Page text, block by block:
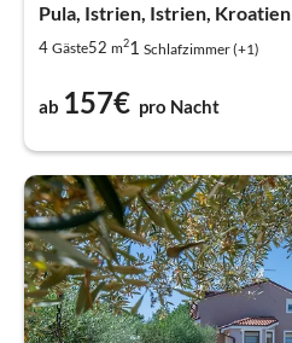
Pula, Istrien, Istrien, Kroatien
4 Gäste52 m21 Schlafzimmer (+1)
ab 157€ pro Nacht